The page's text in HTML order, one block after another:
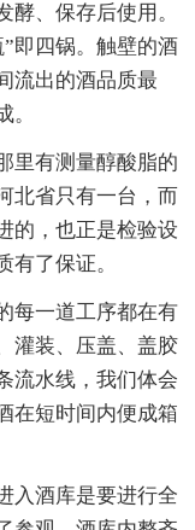
、保存后使用。
即四锅。触壁的酒
流出的酒品质最
里有测量醇酸脂的
北省只有一台，而
的，也正是检验设
了保证。
每一道工序都在有
灌装、压盖、盖胶
流水线，我们体会
在短时间内便成箱
入酒库是要进行全